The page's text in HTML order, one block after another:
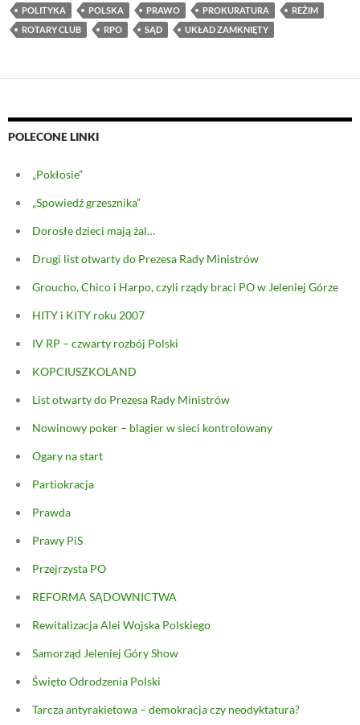
POLITYKA
POLSKA PRAWO PROKURATURA
REŻIM
ROTARY CLUB
RPO SĄD UKŁAD ZAMKNIĘTY
POLECONE LINKI
„Pokłosie”
„Spowiedź grzesznika”
Dorosłe dzieci mają żal…
Drugi list otwarty do Prezesa Rady Ministrów
Groucho, Chico i Harpo, czyli rządy braci PO w Jeleniej Górze
HITY i KITY roku 2007
IV RP – czwarty rozbój Polski
KOPCIUSZKOLAND
List otwarty do Prezesa Rady Ministrów
Nowinowy poker – blagier w sieci kontrolowany
Ogary na start
Partiokracja
Prawda
Prawy PiS
Przejrzysta PO
REFORMA SĄDOWNICTWA
Rewitalizacja Alei Wojska Polskiego
Samorząd Jeleniej Góry Show
Święto Odrodzenia Polski
Tarcza antyrakietowa – demokracja czy neodyktatura?